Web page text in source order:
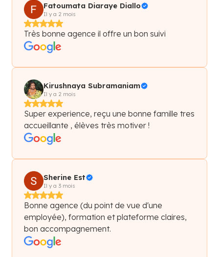
Fatoumata Diaraye Diallo
Il y a 2 mois
Très bonne agence il offre un bon suivi
Kirushnaya Subramaniam
Il y a 2 mois
Super experience, reçu une bonne famille tres
accueillante , élèves très motiver !
Sherine Est
Il y a 3 mois
Bonne agence (du point de vue d'une
employée), formation et plateforme claires,
bon accompagnement.